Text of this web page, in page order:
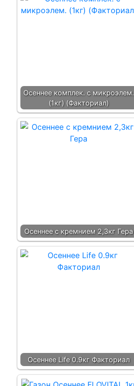
Осеннее комплек. с микроэлем.
(1кг) (Факториал)
Осеннее с кремнием 2,3кг Гера
Осеннее Life 0.9кг Факториал